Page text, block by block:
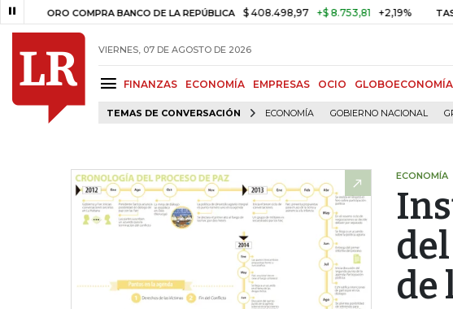
ORO COMPRA BANCO DE LA REPÚBLICA $ 408.498,97 +$ 8.753,81 +2,19% TASA DE
VIERNES, 07 DE AGOSTO DE 2026
FINANZAS ECONOMÍA EMPRESAS OCIO GLOBOECONOMÍA
TEMAS DE CONVERSACIÓN ECONOMÍA GOBIERNO NACIONAL
ECONOMÍA
de